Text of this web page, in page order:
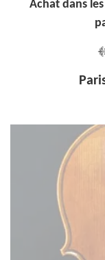
Achat dans